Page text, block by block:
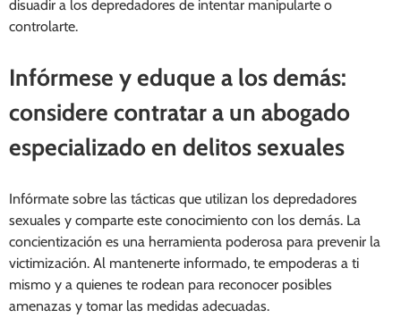
disuadir a los depredadores de intentar manipularte o
controlarte.
Infórmese y eduque a los demás:
considere contratar a un abogado
especializado en delitos sexuales
Infórmate sobre las tácticas que utilizan los depredadores
sexuales y comparte este conocimiento con los demás. La
concientización es una herramienta poderosa para prevenir la
victimización. Al mantenerte informado, te empoderas a ti
mismo y a quienes te rodean para reconocer posibles
amenazas y tomar las medidas adecuadas.